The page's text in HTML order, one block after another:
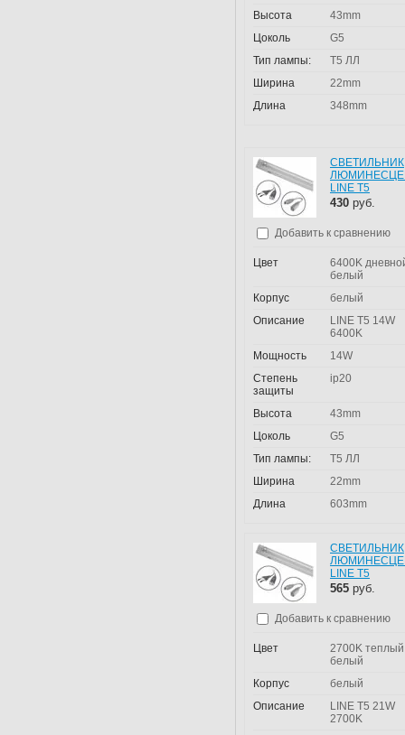
Высота
43mm
Цоколь
G5
Тип лампы:
T5 ЛЛ
Ширина
22mm
Длина
348mm
СВЕТИЛЬНИК
LINE T5
430 руб.
Добавить к сравнению
Цвет
6400K
белый
Корпус
белый
Описание
LINE T5 14W
6400K
Мощность
14W
Степень
защиты
ip20
Высота
43mm
Цоколь
G5
Тип лампы:
T5 ЛЛ
Ширина
22mm
Длина
603mm
СВЕТИЛЬНИК
LINE T5
565 руб.
Добавить к сравнению
Цвет
2700K теплый
белый
Корпус
белый
Описание
LINE T5 21W
2700K